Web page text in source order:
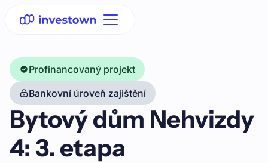
Profinancovaný projekt
Bankovní úroveň zajištění
Bytový dům Nehvizdy
4: 3. etapa